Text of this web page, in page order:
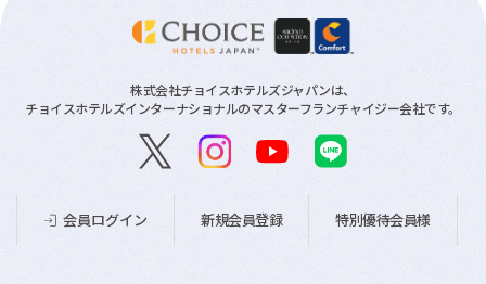
株式会社チョイスホテルズジャパンは、
チョイスホテルズインターナショナルのマスターフランチャイジー会社です。
会員ログイン 新規会員登録 特別優待会員様